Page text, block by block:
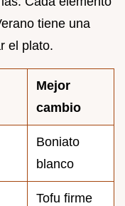
tiene una
el plato.
Mejor
cambio
Boniato
blanco
Tofu firme